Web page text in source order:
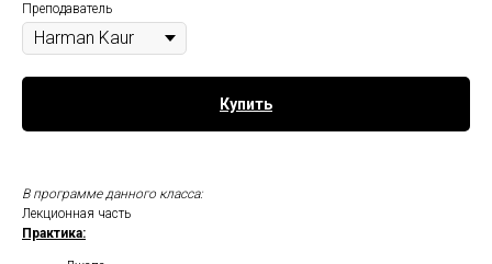
Преподаватель
Купить
В программе данного класса:
Лекционная часть
Практика: